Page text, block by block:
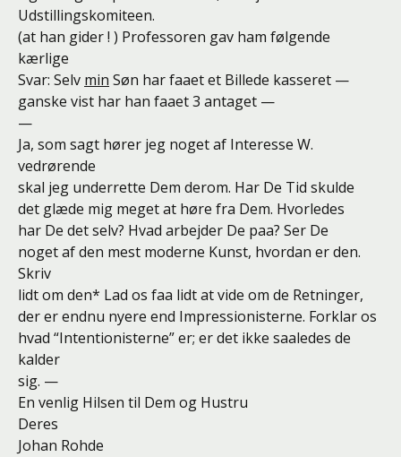
Udstillingskomiteen.
(at han gider ! ) Professoren gav ham følgende
kærlige
Svar: Selv min Søn har faaet et Billede kasseret —
ganske vist har han faaet 3 antaget —
—
Ja, som sagt hører jeg noget af Interesse W.
vedrørende
skal jeg underrette Dem derom. Har De Tid skulde
det glæde mig meget at høre fra Dem. Hvorledes
har De det selv? Hvad arbejder De paa? Ser De
noget af den mest moderne Kunst, hvordan er den.
Skriv
lidt om den* Lad os faa lidt at vide om de Retninger,
der er endnu nyere end Impressionisterne. Forklar os
hvad “Intentionisterne” er; er det ikke saaledes de
kalder
sig. —
En venlig Hilsen til Dem og Hustru
Deres
Johan Rohde